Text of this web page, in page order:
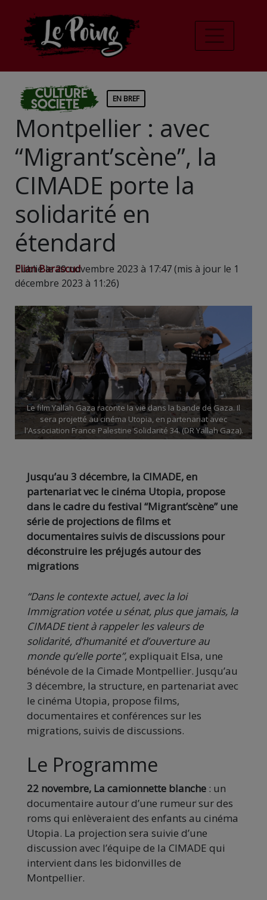
Culture
Societe EN BREF
Montpellier : avec
“Migrant’scène”, la
CIMADE porte la
solidarité en
étendard
Elian Barascud
Publié le 20 novembre 2023 à 17:47 (mis à jour le 1
décembre 2023 à 11:26)
Le film Yallah Gaza raconte la vie dans la bande de Gaza. Il
sera projetté au cinéma Utopia, en partenariat avec
l'Association France Palestine Solidarité 34. (DR Yallah Gaza).
Jusqu’au 3 décembre, la CIMADE, en
partenariat vec le cinéma Utopia, propose
dans le cadre du festival “Migrant’scène” une
série de projections de films et
documentaires suivis de discussions pour
déconstruire les préjugés autour des
migrations
“Dans le contexte actuel, avec la loi
Immigration votée u sénat, plus que jamais, la
CIMADE tient à rappeler les valeurs de
solidarité, d’humanité et d’ouverture au
monde qu’elle porte”, expliquait Elsa, une
bénévole de la Cimade Montpellier. Jusqu’au
3 décembre, la structure, en partenariat avec
le cinéma Utopia, propose films,
documentaires et conférences sur les
migrations, suivis de discussions.
Le Programme
22 novembre, La camionnette blanche : un
documentaire autour d’une rumeur sur des
roms qui enlèveraient des enfants au cinéma
Utopia. La projection sera suivie d’une
discussion avec l’équipe de la CIMADE qui
intervient dans les bidonvilles de
Montpellier.